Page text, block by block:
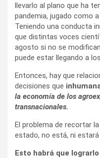
llevarlo al plano que ha
pandemia, jugado como
Teniendo una conducta
que distintas voces
agosto si no se
puede estar llegando a
Entonces, hay que
decisiones que
la economía de los
transnacionales.
El problema de recortar
estado, no está, ni
Esto habrá que